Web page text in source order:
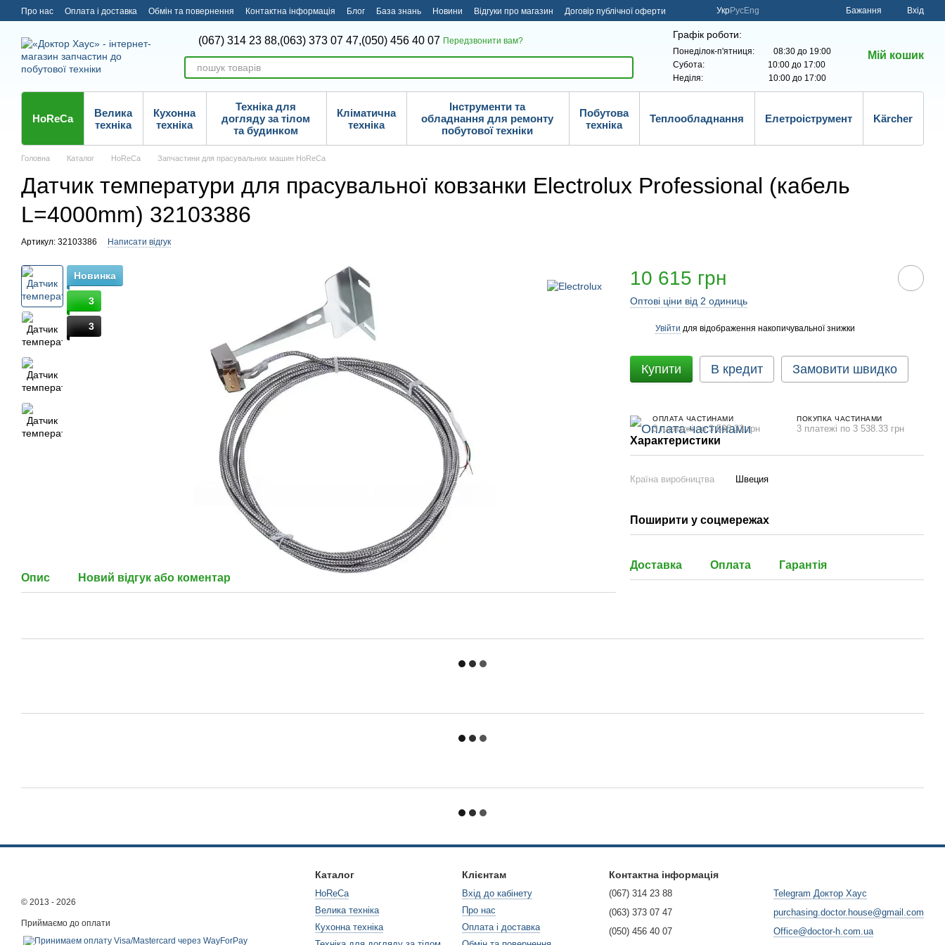
Перейти до основного контенту
Про нас Оплата і доставка Обмін та повернення Контактна інформація Блог База знань Новини Відгуки про магазин Договір публічної оферти УкрРусEng Бажання Вхід
(067) 314 23 88,(063) 373 07 47,(050) 456 40 07 Передзвонити вам?
Графік роботи:
Понеділок-п'ятниця: 08:30 до 19:00
Субота: 10:00 до 17:00
Неділя: 10:00 до 17:00
Мій кошик
HoReCa
Велика
техніка
Кухонна
техніка
Техніка для
догляду за тілом
та будинком
Кліматична
техніка
Інструменти та
обладнання для ремонту
побутової техніки
Побутова
техніка
Теплообладнання Елетроіструмент Kärcher
Головна Каталог HoReCa Запчастини для прасувальних машин HoReCa
Датчик температури для прасувальної ковзанки Electrolux Professional (кабель
L=4000mm) 32103386
Артикул: 32103386 Написати відгук
Новинка
3
3
Опис Новий відгук або коментар
10 615 грн
Оптові ціни від 2 одиниць
Увійти для відображення накопичувальної знижки
Купити В кредит Замовити швидко
ОПЛАТА ЧАСТИНАМИ
3 платежі по 3 538.33 грн
ПОКУПКА ЧАСТИНАМИ
3 платежі по 3 538.33 грн
Характеристики
Країна виробництва Швеция
Поширити у соцмережах
Доставка Оплата Гарантія
© 2013 - 2026
Приймаємо до оплати
Каталог
HoReCa
Велика техніка
Кухонна техніка
Клієнтам
Вхід до кабінету
Про нас
Оплата і доставка
Контактна інформація
(067) 314 23 88
(063) 373 07 47
(050) 456 40 07
Telegram Доктор Хаус
purchasing.doctor.house@gmail.com
Office@doctor-h.com.ua